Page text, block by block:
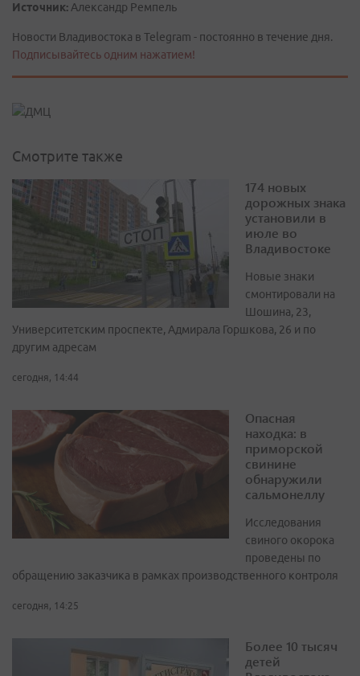
Источник: Александр Ремпель
Новости Владивостока в Telegram - постоянно в течение дня.
Подписывайтесь одним нажатием!
Смотрите также
174 новых
дорожных знака
установили в
июле во
Владивостоке
Новые знаки
смонтировали на
Шошина, 23,
Университетским проспекте, Адмирала Горшкова, 26 и по
другим адресам
сегодня, 14:44
Опасная
находка: в
приморской
свинине
обнаружили
сальмонеллу
Исследования
свиного окорока
проведены по
обращению заказчика в рамках производственного контроля
сегодня, 14:25
Более 10 тысяч
детей